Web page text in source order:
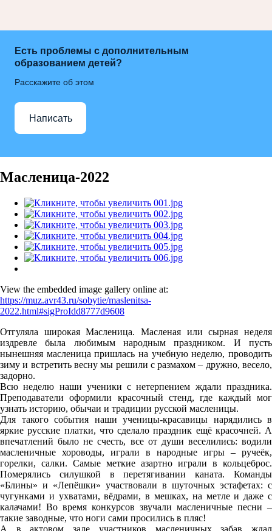
Есть проблемы с дополнительным
образованием детей?
Расскажите об этом
Написать
Масленица-2022
View the embedded image gallery online at:
https://muz.avr43.ru/sobytie/maslenitsa-
2022.html#sigProIdd8777d9608
Отгуляла широкая Масленица. Масленая или сырная неделя
издревле была любимым народным праздником. И пусть
нынешняя масленица пришлась на учебную неделю, проводить
зиму и встретить весну мы решили с размахом – дружно, весело,
задорно.
Всю неделю наши ученики с нетерпением ждали праздника.
Преподаватели оформили красочный стенд, где каждый мог
узнать историю, обычаи и традиции русской масленицы.
Для такого события наши ученицы-красавицы нарядились в
яркие русские платки, что сделало праздник ещё красочней. А
впечатлений было не счесть, все от души веселились: водили
масленичные хороводы, играли в народные игры – ручеёк,
горелки, салки. Самые меткие азартно играли в кольцеброс.
Померялись силушкой в перетягивании каната. Команды
«Блины» и «Лепёшки» участвовали в шуточных эстафетах: с
чугунками и ухватами, вёдрами, в мешках, на метле и даже с
калачами! Во время конкурсов звучали масленичные песни –
такие заводные, что ноги сами просились в пляс!